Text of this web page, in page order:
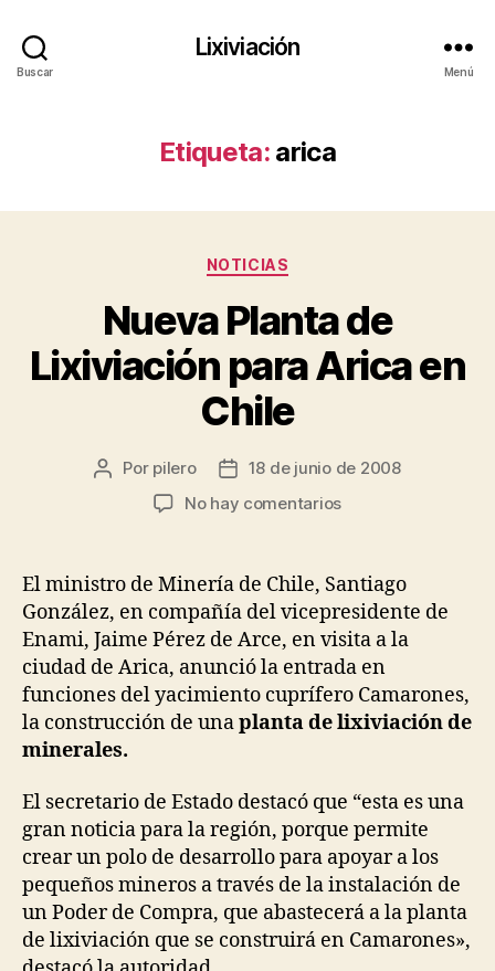
Buscar
Lixiviación
Menú
Etiqueta: arica
Categorías
NOTICIAS
Nueva Planta de
Lixiviación para Arica en
Chile
Autor
Por pilero
Fecha
la
18 de junio de 2008
No hay comentariosen
Lixiviación
para
Arica
en
Chile
El ministro de Minería de Chile, Santiago
González, en compañía del vicepresidente de
Enami, Jaime Pérez de Arce, en visita a la
ciudad de Arica, anunció la entrada en
funciones del yacimiento cuprífero Camarones,
la construcción de unaplanta de lixiviación de
minerales.
El secretario de Estado destacó que “esta es una
gran noticia para la región, porque permite
crear un polo de desarrollo para apoyar a los
pequeños mineros a través de la instalación de
un Poder de Compra, que abastecerá a la planta
de lixiviación que se construirá en Camarones»,